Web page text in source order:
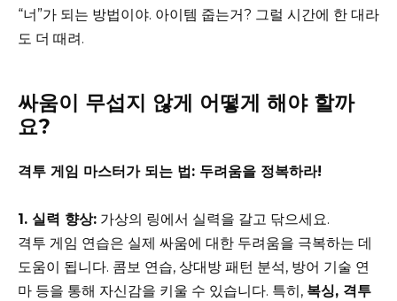
“너”가 되는 방법이야. 아이템 줍는거? 그럴 시간에 한 대라
도 더 때려.
싸움이 무섭지 않게 어떻게 해야 할까
요?
격투 게임 마스터가 되는 법: 두려움을 정복하라!
1. 실력 향상: 가상의 링에서 실력을 갈고 닦으세요.
격투 게임 연습은 실제 싸움에 대한 두려움을 극복하는 데
도움이 됩니다. 콤보 연습, 상대방 패턴 분석, 방어 기술 연
마 등을 통해 자신감을 키울 수 있습니다. 특히, 복싱, 격투